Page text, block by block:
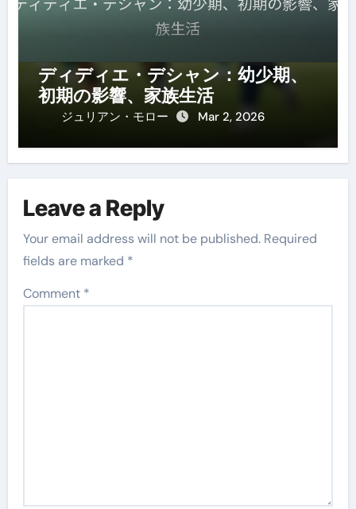
ディディエ・デシャン：幼少期、
初期の影響、家族生活
ジュリアン・モロー Mar 2, 2026
Leave a Reply
Your email address will not be published. Required
fields are marked *
Comment *